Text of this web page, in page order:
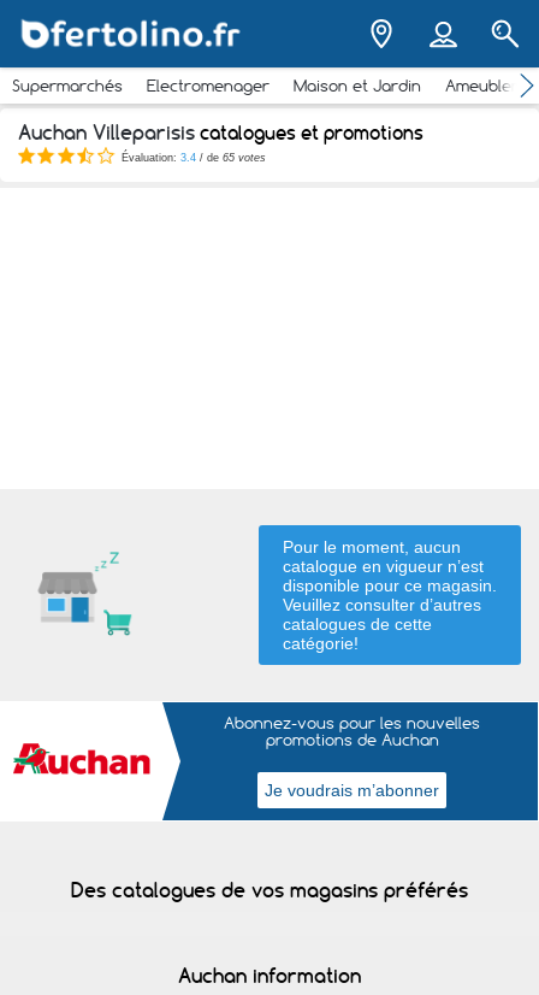
Supermarchés Electromenager Maison et Jardin
Auchan Villeparisis catalogues et promotions
Évaluation: 3.4 / de 65 votes
Pour le moment, aucun
catalogue en vigueur n’est
disponible pour ce magasin.
Veuillez consulter d’autres
catalogues de cette
catégorie!
Abonnez-vous pour les nouvelles
promotions de Auchan
Des catalogues de vos magasins préférés
Auchan information